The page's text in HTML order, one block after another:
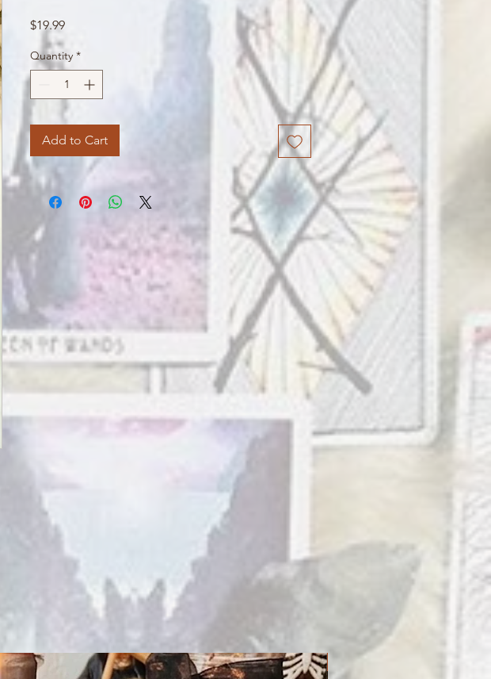
$19.99Price
Quantity *
Add to Cart
PRENDO EN MI ALTAR